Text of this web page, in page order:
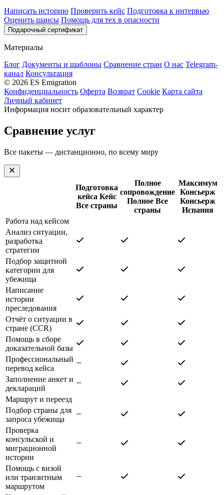
Написать историю Проверить кейс Подготовка к интервью
Оценить шансы Помощь для тех в опасности
Подарочный сертификат
Материалы
Блог Документы и шаблоны Сравнение стран О нас Telegram-
канал Консультация
© 2026 ES Emigration
Конфиденциальность Оферта Возврат Cookie Карта сайта
Личный кабинет
Информация носит образовательный характер
Сравнение услуг
Все пакеты — дистанционно, по всему миру
Подготовка
кейса Кейс
Все страны
Полное
сопровождение
Полное Все
страны
Максимум
Консьерж
Консьерж
Испания
Работа над кейсом
Анализ ситуации,
разработка
стратегии
Подбор защитной
категории для
убежища
Написание
истории
преследования
Отчёт о ситуации в
стране (CCR)
Помощь в сборе
доказательной базы
Профессиональный
перевод кейса
Заполнение анкет и
деклараций
Маршрут и переезд
Подбор страны для
запроса убежища
Проверка
консульской и
миграционной
истории
Помощь с визой
или транзитным
маршрутом